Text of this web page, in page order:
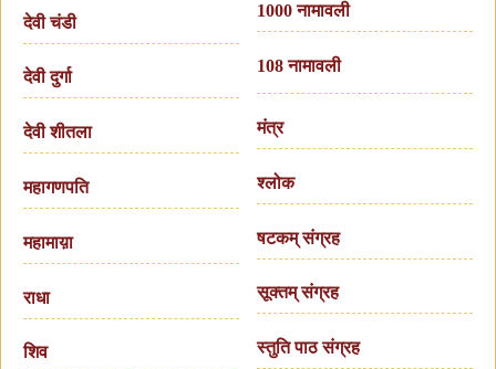
देवी चंडी
देवी दुर्गा
देवी शीतला
महागणपति
महामाय़ा
राधा
शिव
1000 नामावली
108 नामावली
मंत्र
श्लोक
षटकम् संग्रह
सूक्तम् संग्रह
स्तुति पाठ संग्रह